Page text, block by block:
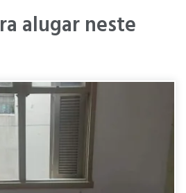
da av Benjamin Constante que
de vários comércios, praças. "
bairro "
alugar neste